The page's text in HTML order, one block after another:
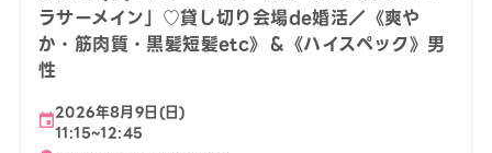
ラサーメイン」♡貸し切り会場de婚活／《爽や
か・筋肉質・黒髪短髪etc》＆《ハイスペック》男
性
2026年8月9日(日)
11:15~12:45